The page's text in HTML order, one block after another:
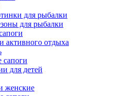
для рыбалки
для рыбалки
активного отдыха
сапоги
для детей
женские